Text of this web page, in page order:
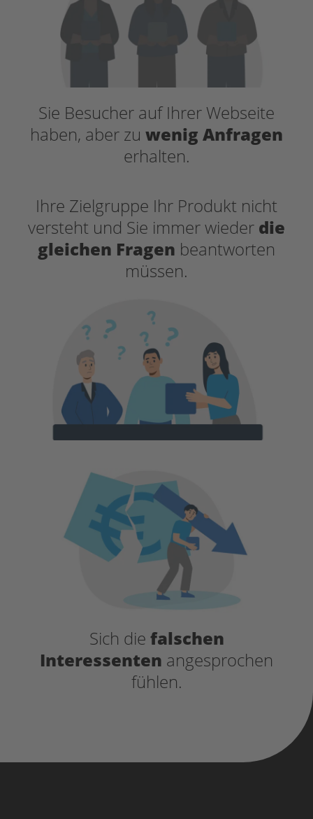
Sie Besucher auf Ihrer Webseite
haben, aber zu wenig Anfragen
erhalten.
Ihre Zielgruppe Ihr Produkt nicht
versteht und Sie immer wieder die
gleichen Fragen beantworten
müssen.
Sich die falschen
Interessenten angesprochen
fühlen.